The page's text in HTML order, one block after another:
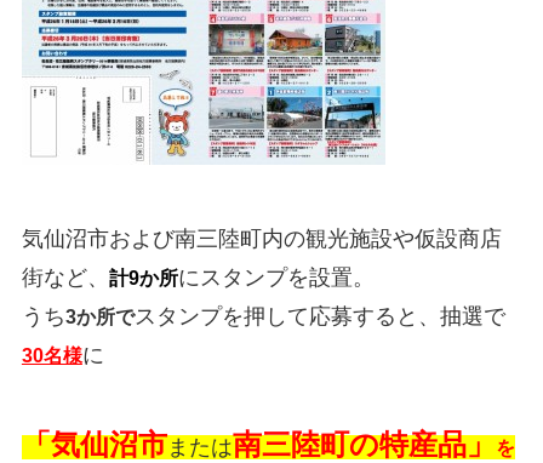
気仙沼市および南三陸町内の観光施設や仮設商店
街など、 計9か所にスタンプを設置。
うち3か所でスタンプを押して応募すると、抽選で
30名様に
「気仙沼市または南三陸町の特産品」を